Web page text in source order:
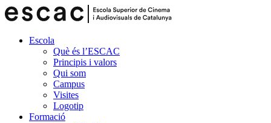
Escola
Què és l’ESCAC
Principis i valors
Qui som
Campus
Visites
Logotip
Formació